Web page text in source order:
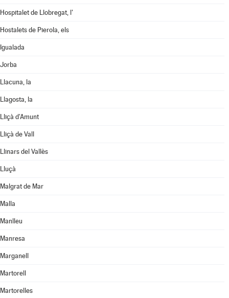
Hospitalet de Llobregat, l'
Hostalets de Pierola, els
Igualada
Jorba
Llacuna, la
Llagosta, la
Lliçà d'Amunt
Lliçà de Vall
Llinars del Vallès
Lluçà
Malgrat de Mar
Malla
Manlleu
Manresa
Marganell
Martorell
Martorelles